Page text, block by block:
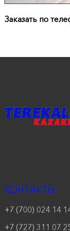
Каталог
продукции
Заказать по
КОНТАКТЫ
+7 (700) 024 14
+7 (727) 311 07